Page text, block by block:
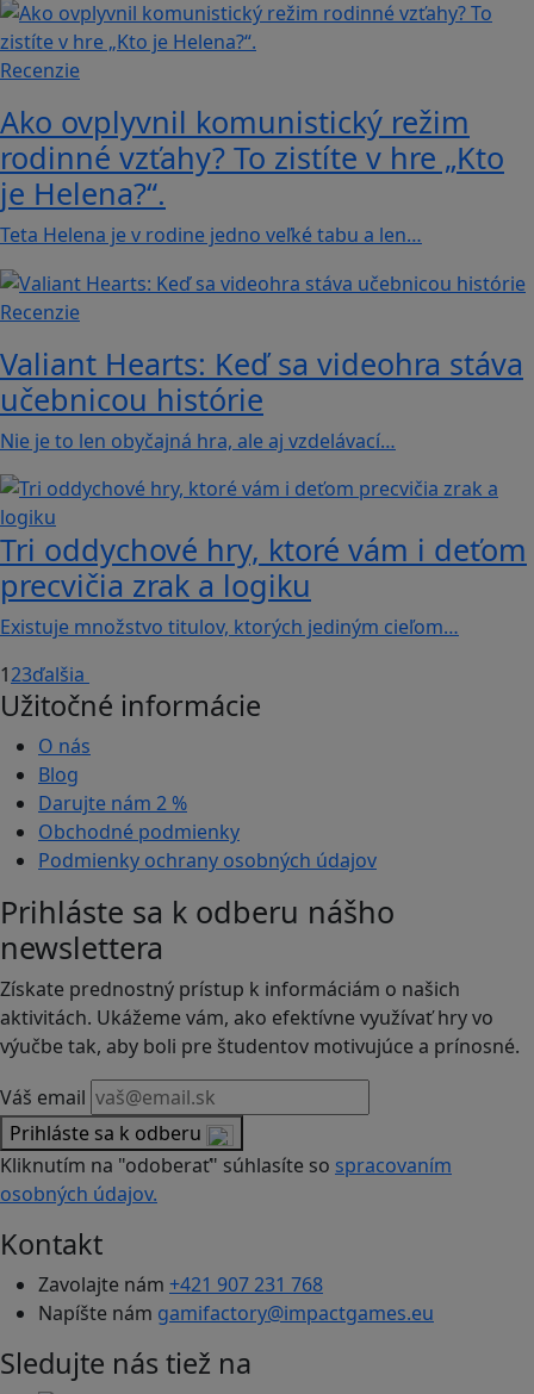
Recenzie
Ako ovplyvnil komunistický režim
rodinné vzťahy? To zistíte v hre „Kto
je Helena?“.
Teta Helena je v rodine jedno veľké tabu a len…
Recenzie
Valiant Hearts: Keď sa videohra stáva
učebnicou histórie
Nie je to len obyčajná hra, ale aj vzdelávací…
Tri oddychové hry, ktoré vám i deťom
precvičia zrak a logiku
Existuje množstvo titulov, ktorých jediným cieľom…
123ďalšia
Užitočné informácie
O nás
Blog
Darujte nám 2 %
Obchodné podmienky
Podmienky ochrany osobných údajov
Prihláste sa k odberu nášho
newslettera
Získate prednostný prístup k informáciám o našich
aktivitách. Ukážeme vám, ako efektívne využívať hry vo
výučbe tak, aby boli pre študentov motivujúce a prínosné.
Váš email
Prihláste sa k odberu
Kliknutím na "odoberať" súhlasíte so spracovaním
osobných údajov.
Kontakt
Zavolajte nám +421 907 231 768
Napíšte nám gamifactory@impactgames.eu
Sledujte nás tiež na